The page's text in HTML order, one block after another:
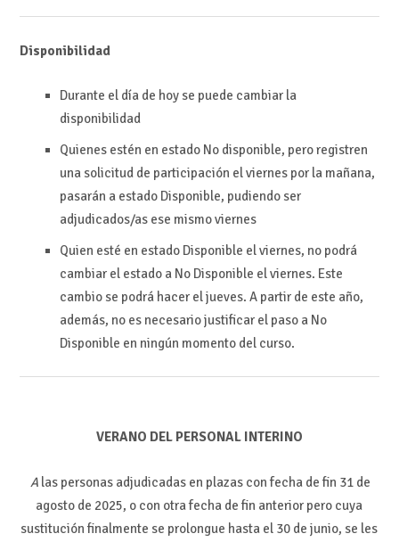
Disponibilidad
Durante el día de hoy se puede cambiar la
disponibilidad
Quienes estén en estado No disponible, pero registren
una solicitud de participación el viernes por la mañana,
pasarán a estado Disponible, pudiendo ser
adjudicados/as ese mismo viernes
Quien esté en estado Disponible el viernes, no podrá
cambiar el estado a No Disponible el viernes. Este
cambio se podrá hacer el jueves. A partir de este año,
además, no es necesario justificar el paso a No
Disponible en ningún momento del curso.
VERANO DEL PERSONAL INTERINO
A las personas adjudicadas en plazas con fecha de fin 31 de
agosto de 2025, o con otra fecha de fin anterior pero cuya
sustitución finalmente se prolongue hasta el 30 de junio, se les